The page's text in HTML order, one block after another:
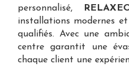
personnalisé,
installations modernes
qualifiés. Avec une
centre garantit une
chaque client une